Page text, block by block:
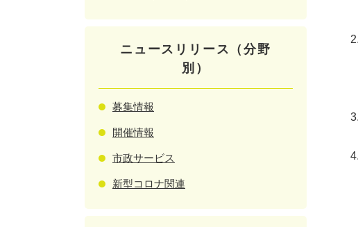
ニュースリリース（分野
別）
募集情報
開催情報
市政サービス
新型コロナ関連